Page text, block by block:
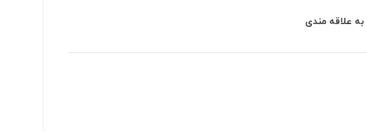
علاقه مندی